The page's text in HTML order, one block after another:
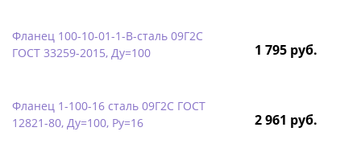
Фланец 100-10-01-1-B-сталь 09Г2С
ГОСТ 33259-2015, Ду=100
1 795 руб.
Фланец 1-100-16 сталь 09Г2С ГОСТ
12821-80, Ду=100, Ру=16
2 961 руб.